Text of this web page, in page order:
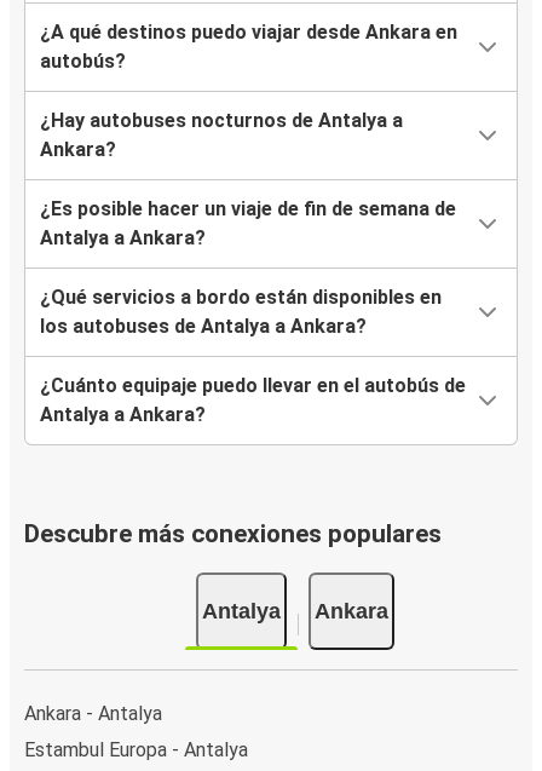
¿A qué destinos puedo viajar desde Ankara en
autobús?
¿Hay autobuses nocturnos de Antalya a
Ankara?
¿Es posible hacer un viaje de fin de semana de
Antalya a Ankara?
¿Qué servicios a bordo están disponibles en
los autobuses de Antalya a Ankara?
¿Cuánto equipaje puedo llevar en el autobús de
Antalya a Ankara?
Descubre más conexiones populares
Antalya Ankara
Ankara - Antalya
Estambul Europa - Antalya